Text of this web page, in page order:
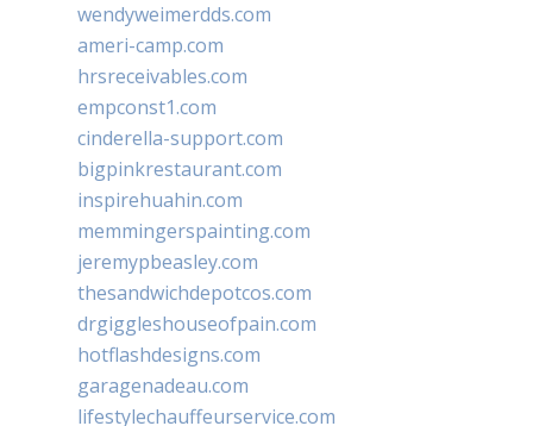
wendyweimerdds.com
ameri-camp.com
hrsreceivables.com
empconst1.com
cinderella-support.com
bigpinkrestaurant.com
inspirehuahin.com
memmingerspainting.com
jeremypbeasley.com
thesandwichdepotcos.com
drgiggleshouseofpain.com
hotflashdesigns.com
garagenadeau.com
lifestylechauffeurservice.com